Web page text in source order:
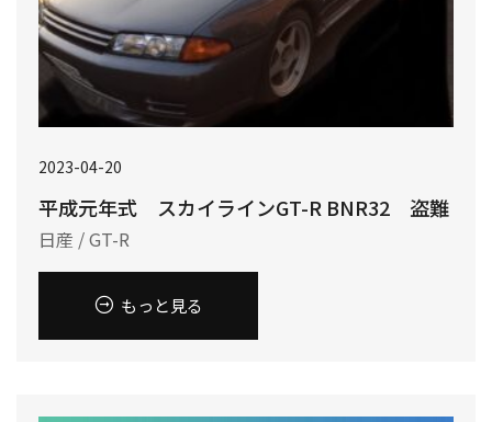
2023-04-20
平成元年式 スカイラインGT-R BNR32 盗難
日産 / GT-R
もっと見る